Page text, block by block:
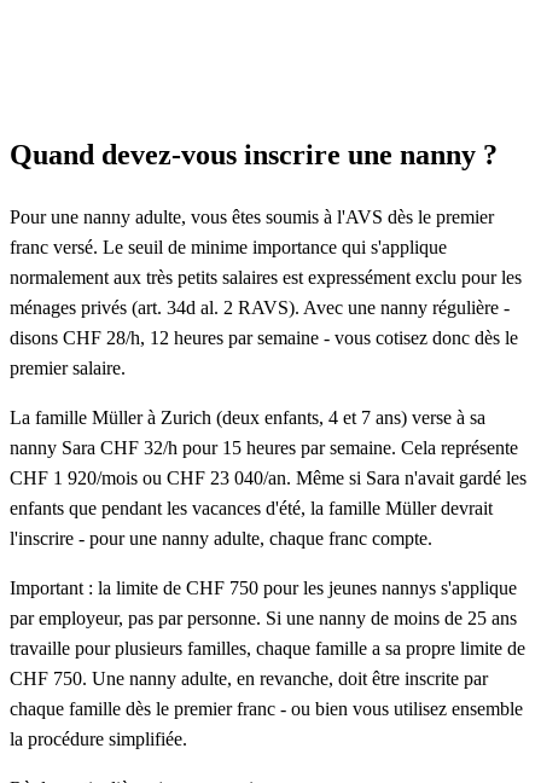
Quand devez-vous inscrire une nanny ?
Pour une nanny adulte, vous êtes soumis à l'AVS dès le premier
franc versé. Le seuil de minime importance qui s'applique
normalement aux très petits salaires est expressément exclu pour les
ménages privés (art. 34d al. 2 RAVS). Avec une nanny régulière -
disons CHF 28/h, 12 heures par semaine - vous cotisez donc dès le
premier salaire.
La famille Müller à Zurich (deux enfants, 4 et 7 ans) verse à sa
nanny Sara CHF 32/h pour 15 heures par semaine. Cela représente
CHF 1 920/mois ou CHF 23 040/an. Même si Sara n'avait gardé les
enfants que pendant les vacances d'été, la famille Müller devrait
l'inscrire - pour une nanny adulte, chaque franc compte.
Important : la limite de CHF 750 pour les jeunes nannys s'applique
par employeur, pas par personne. Si une nanny de moins de 25 ans
travaille pour plusieurs familles, chaque famille a sa propre limite de
CHF 750. Une nanny adulte, en revanche, doit être inscrite par
chaque famille dès le premier franc - ou bien vous utilisez ensemble
la procédure simplifiée.